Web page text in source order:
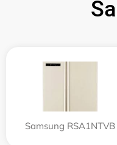
Samsung RSA1NTVB